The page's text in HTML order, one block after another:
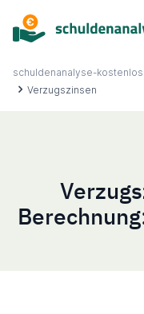
springen
Ablauf
schuldenanalyse-
Verzugszinsen